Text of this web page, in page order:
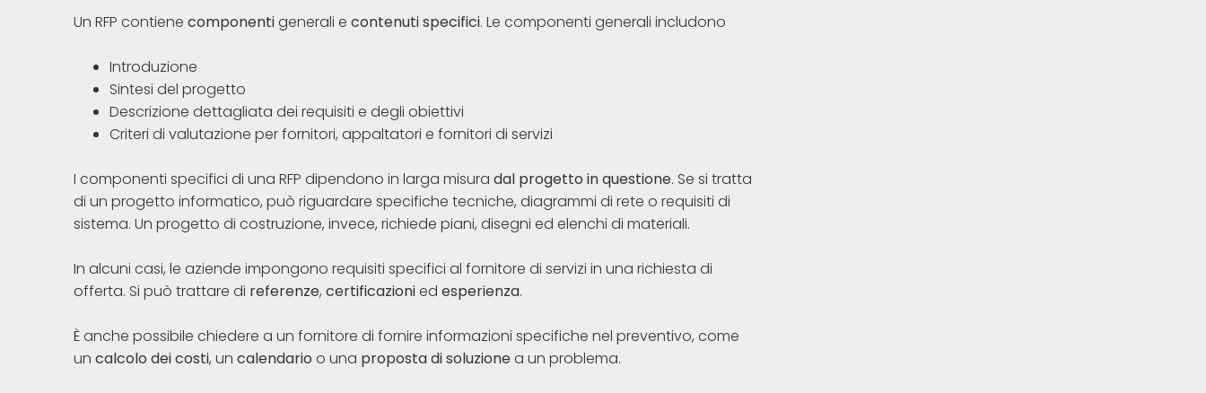
Un RFP contiene componentigenerali e contenuti specifici. Le componenti generali includono
Introduzione
Sintesi del progetto
Descrizione dettagliata dei requisiti e degli obiettivi
Criteri di valutazione per fornitori, appaltatori e fornitori di servizi
I componenti specifici di una RFP dipendono in larga misura dal progetto in questione. Se si tratta
di un progetto informatico, può riguardare specifiche tecniche, diagrammi di rete o requisiti di
sistema. Un progetto di costruzione, invece, richiede piani, disegni ed elenchi di materiali.
In alcuni casi, le aziende impongono requisiti specifici al fornitore di servizi in una richiesta di
offerta. Si può trattare di referenze, certificazionied esperienza.
È anche possibile chiedere a un fornitore di fornire informazioni specifiche nel preventivo, come
un calcolo dei costi, un calendario o una proposta di soluzionea un problema.